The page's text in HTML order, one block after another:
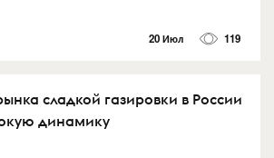
20 Июл 119
сладкой газировки в России
динамику